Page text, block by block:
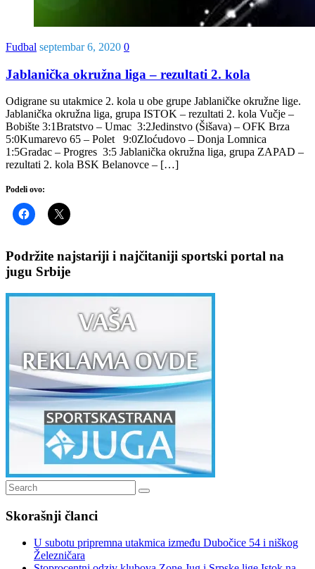
Fudbal septembar 6, 2020 0
Jablanička okružna liga – rezultati 2. kola
Odigrane su utakmice 2. kola u obe grupe Jablaničke okružne lige.
Jablanička okružna liga, grupa ISTOK – rezultati 2. kola Vučje –
Bobište 3:1Bratstvo – Umac 3:2Jedinstvo (Šišava) – OFK Brza
5:0Kumarevo 65 – Polet 9:0Zloćudovo – Donja Lomnica
1:5Gradac – Progres 3:5 Jablanička okružna liga, grupa ZAPAD –
rezultati 2. kola BSK Belanovce – […]
Podeli ovo:
Podržite najstariji i najčitaniji sportski portal na
jugu Srbije
Search
for:
Search
Skorašnji članci
U subotu pripremna utakmica između Dubočice 54 i niškog
Železničara